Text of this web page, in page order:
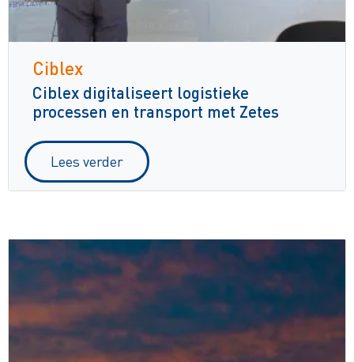
Ciblex
Ciblex digitaliseert logistieke
processen en transport met Zetes
Lees verder